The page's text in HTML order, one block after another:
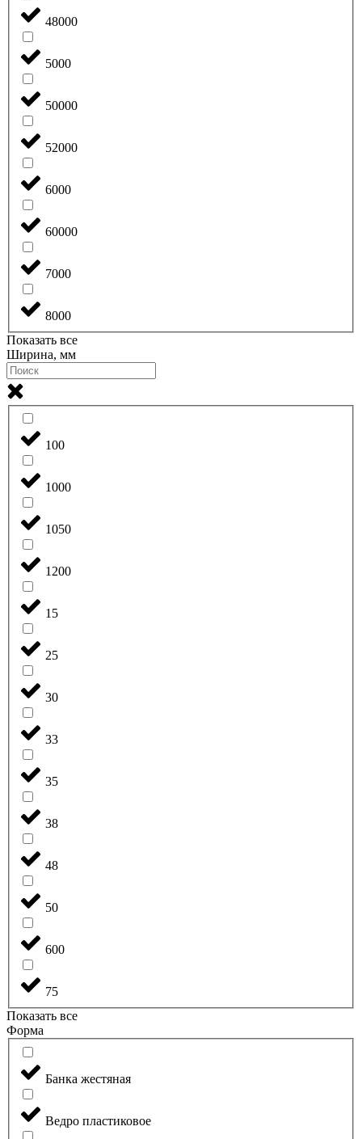
48000
5000
50000
52000
6000
60000
7000
8000
Показать все
Ширина, мм
100
1000
1050
1200
15
25
30
33
35
38
48
50
600
75
Показать все
Форма
Банка жестяная
Ведро пластиковое